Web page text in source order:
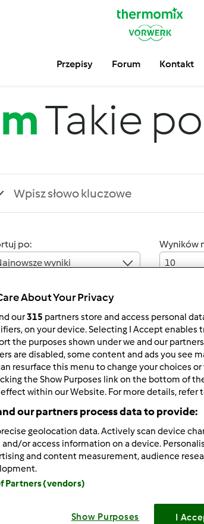
Przepisy Forum Kontakt
Takie
po:
wyniki
Wyników
10
05/21/2013 - 08:56
sie udala i to najwazniejsze
W
oplaca sie wszystko zwiedzac, Polska jest
prawda nie moge, jak zwykle
No i
Bez samochodu ani rusz w
05/21/2013 - 13:29
ja już w domku, wróciłam dzisiaj
młode ziemniaczki do bigosiku oczywiście
About Your Privacy
our315 partners store and access personal
on your device. Selecting I Accept enables
the purposes shown under we and our
are disabled, some content and ads you see
resurface this menu to change your choices
the Show Purposes link on the bottom of
within our Website. For more details, refer
our partners process data to provide:
geolocation data. Actively scan device
and/or access information on a device.
and content measurement, audience
Partners (vendors)
Show Purposes I